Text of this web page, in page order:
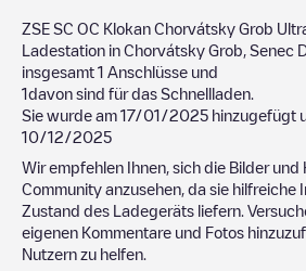
ZSE SC OC Klokan Chorvátsky Grob
Ladestation in Chorvátsky Grob Senec
insgesamt 1 Anschlüsse und
1davon sind für das Schnellladen.
Sie wurde am 17/01/2025 hinzugefügt
10/12/2025
Wir empfehlen Ihnen, sich die Bilder und
Community anzusehen, da sie hilfreiche
Zustand des Ladegeräts liefern.
eigenen Kommentare und Fotos
Nutzern zu helfen.